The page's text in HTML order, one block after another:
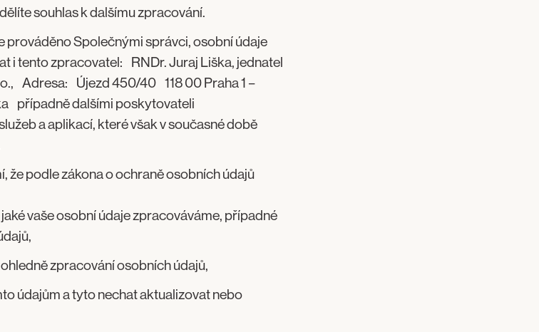
souhlas k dalšímu zpracování.
prováděno Společnými správci, osobní údaje
i tento zpracovatel: RNDr. Juraj Liška, jednatel
Adresa: Újezd 450/40 118 00 Praha 1 –
případně dalšími poskytovateli
a aplikací, které však v současné době
že podle zákona o ochraně osobních údajů
vaše osobní údaje zpracováváme, případné
zpracování osobních údajů,
údajům a tyto nechat aktualizovat nebo